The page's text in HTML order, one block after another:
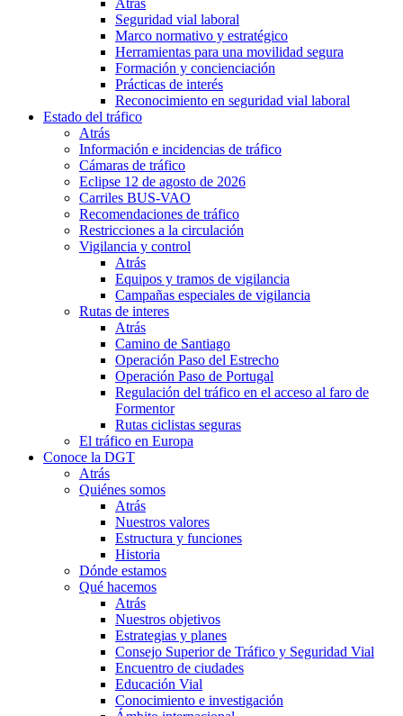
Atrás
Seguridad vial laboral
Marco normativo y estratégico
Herramientas para una movilidad segura
Formación y concienciación
Prácticas de interés
Reconocimiento en seguridad vial laboral
Estado del tráfico
Atrás
Información e incidencias de tráfico
Cámaras de tráfico
Eclipse 12 de agosto de 2026
Carriles BUS-VAO
Recomendaciones de tráfico
Restricciones a la circulación
Vigilancia y control
Atrás
Equipos y tramos de vigilancia
Campañas especiales de vigilancia
Rutas de interes
Atrás
Camino de Santiago
Operación Paso del Estrecho
Operación Paso de Portugal
Regulación del tráfico en el acceso al faro de
Formentor
Rutas ciclistas seguras
El tráfico en Europa
Conoce la DGT
Atrás
Quiénes somos
Atrás
Nuestros valores
Estructura y funciones
Historia
Dónde estamos
Qué hacemos
Atrás
Nuestros objetivos
Estrategias y planes
Consejo Superior de Tráfico y Seguridad Vial
Encuentro de ciudades
Educación Vial
Conocimiento e investigación